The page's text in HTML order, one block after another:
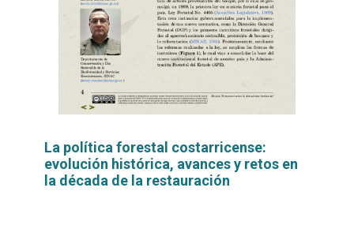
La política forestal costarricense:
evolución histórica, avances y retos en
la década de la restauración